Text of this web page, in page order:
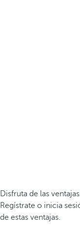
Disfruta de las
Regístrate o inicia
de estas ventajas.